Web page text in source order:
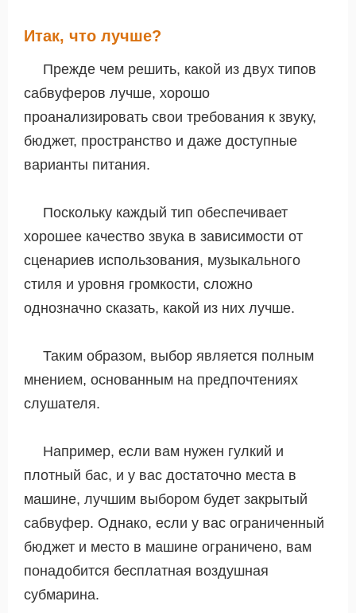
Итак, что лучше?
Прежде чем решить, какой из двух типов
сабвуферов лучше, хорошо
проанализировать свои требования к звуку,
бюджет, пространство и даже доступные
варианты питания.
Поскольку каждый тип обеспечивает
хорошее качество звука в зависимости от
сценариев использования, музыкального
стиля и уровня громкости, сложно
однозначно сказать, какой из них лучше.
Таким образом, выбор является полным
мнением, основанным на предпочтениях
слушателя.
Например, если вам нужен гулкий и
плотный бас, и у вас достаточно места в
машине, лучшим выбором будет закрытый
сабвуфер. Однако, если у вас ограниченный
бюджет и место в машине ограничено, вам
понадобится бесплатная воздушная
субмарина.